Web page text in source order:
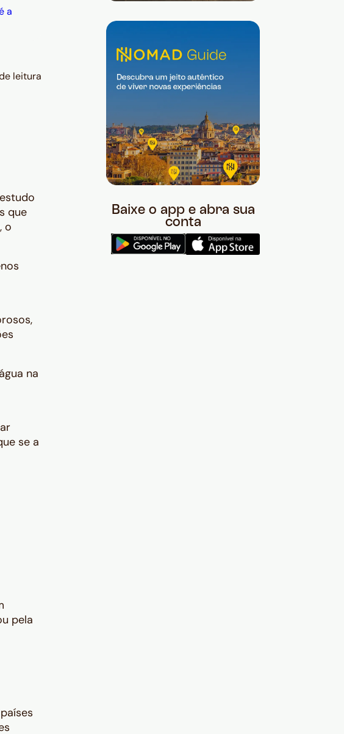
a
leitura
que
, o
na
se a
pela
Baixe o app e abra sua
conta